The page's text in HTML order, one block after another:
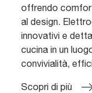
offrendo
al design.
innovativi e
cucina in un
convivialità,
Scopri di più